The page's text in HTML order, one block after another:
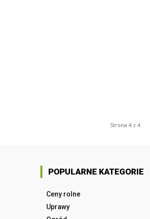
Strona 4 z 4
POPULARNE KATEGORIE
Ceny rolne
Uprawy